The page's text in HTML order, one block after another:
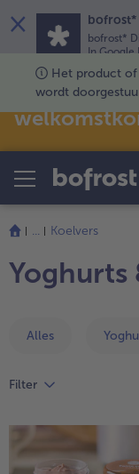
alleHigh
Salades
Vis &
Bestel nu
...
Koelvers
Yoghurts
Alles
Filter
Het product of
wordt
× bofrost*
bofrost*
In Google